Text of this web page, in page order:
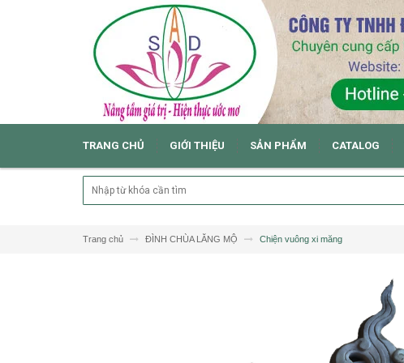
TRANG CHỦ GIỚI THIỆU SẢN PHẨM CATALOG
Trang chủ ĐÌNH CHÙA LĂNG MỘ Chiện vuông xi măng